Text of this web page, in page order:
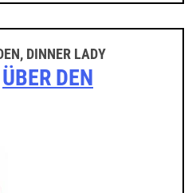
DINNER LADY
ÜBER DEN